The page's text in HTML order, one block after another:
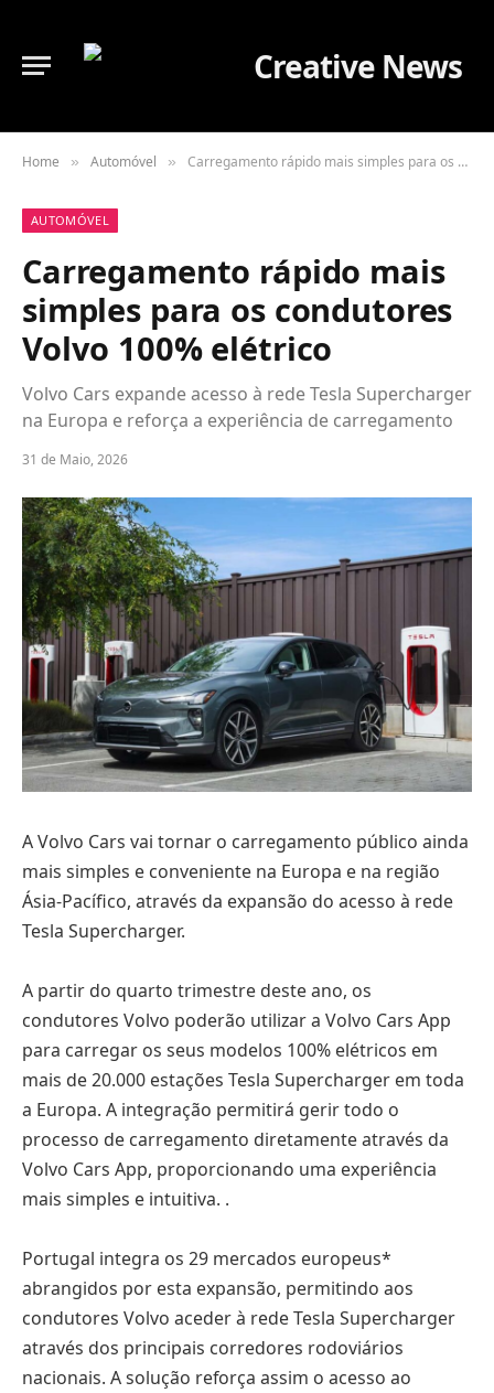
Home » Automóvel » Carregamento rápido mais simples para os condutores Volvo 100% elétrico
AUTOMÓVEL
Carregamento rápido mais
simples para os condutores
Volvo 100% elétrico
Volvo Cars expande acesso à rede Tesla Supercharger
na Europa e reforça a experiência de carregamento
31 de Maio, 2026
A Volvo Cars vai tornar o carregamento público ainda
mais simples e conveniente na Europa e na região
Ásia-Pacífico, através da expansão do acesso à rede
Tesla Supercharger.
A partir do quarto trimestre deste ano, os
condutores Volvo poderão utilizar a Volvo Cars App
para carregar os seus modelos 100% elétricos em
mais de 20.000 estações Tesla Supercharger em toda
a Europa. A integração permitirá gerir todo o
processo de carregamento diretamente através da
Volvo Cars App, proporcionando uma experiência
mais simples e intuitiva. .
Portugal integra os 29 mercados europeus*
abrangidos por esta expansão, permitindo aos
condutores Volvo aceder à rede Tesla Supercharger
através dos principais corredores rodoviários
nacionais. A solução reforça assim o acesso ao